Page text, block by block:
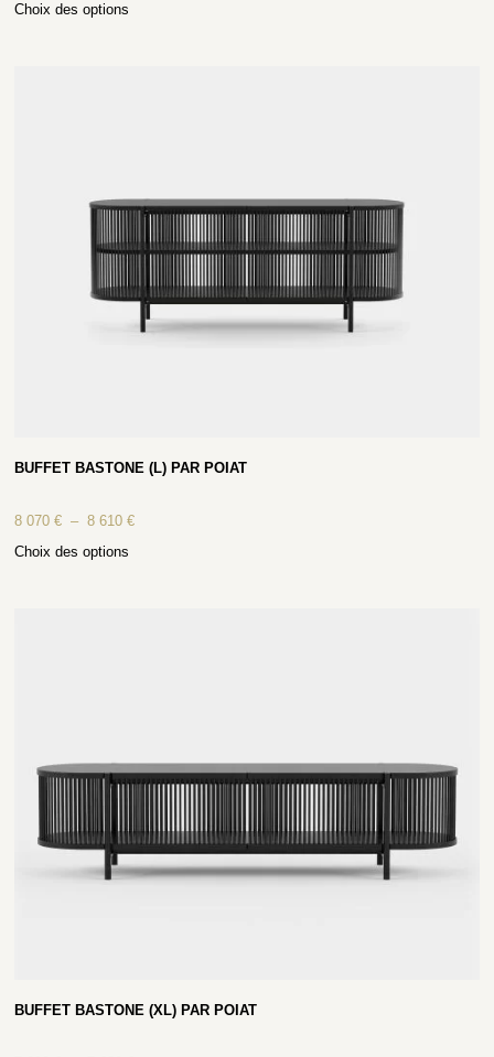
Choix des options
BUFFET BASTONE (L) PAR POIAT
8 070€ – 8 610€
Choix des options
BUFFET BASTONE (XL) PAR POIAT